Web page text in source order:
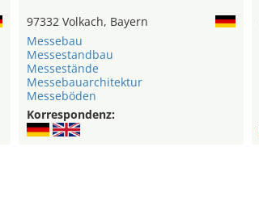
97332 Volkach, Bayern
Messebau
Messestandbau
Messestände
Messebauarchitektur
Messeböden
Korrespondenz: